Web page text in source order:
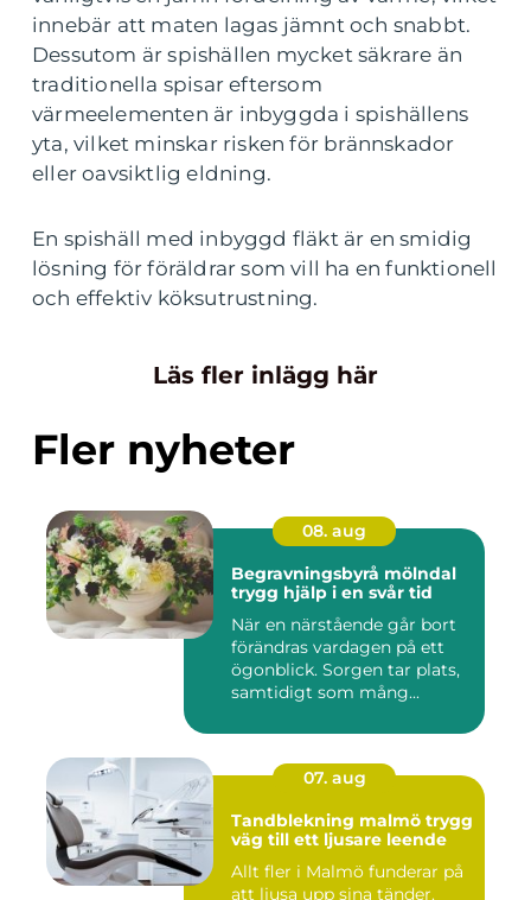
innebär att maten lagas jämnt och snabbt.
Dessutom är spishällen mycket säkrare än
traditionella spisar eftersom
värmeelementen är inbyggda i spishällens
yta, vilket minskar risken för brännskador
eller oavsiktlig eldning.
En spishäll med inbyggd fläkt är en smidig
lösning för föräldrar som vill ha en funktionell
och effektiv köksutrustning.
Läs fler inlägg här
Fler nyheter
08. aug
Begravningsbyrå mölndal
trygg hjälp i en svår tid
När en närstående går bort
förändras vardagen på ett
ögonblick. Sorgen tar plats,
samtidigt som mång...
07. aug
Tandblekning malmö trygg
väg till ett ljusare leende
Allt fler i Malmö funderar på
att ljusa upp sina tänder.